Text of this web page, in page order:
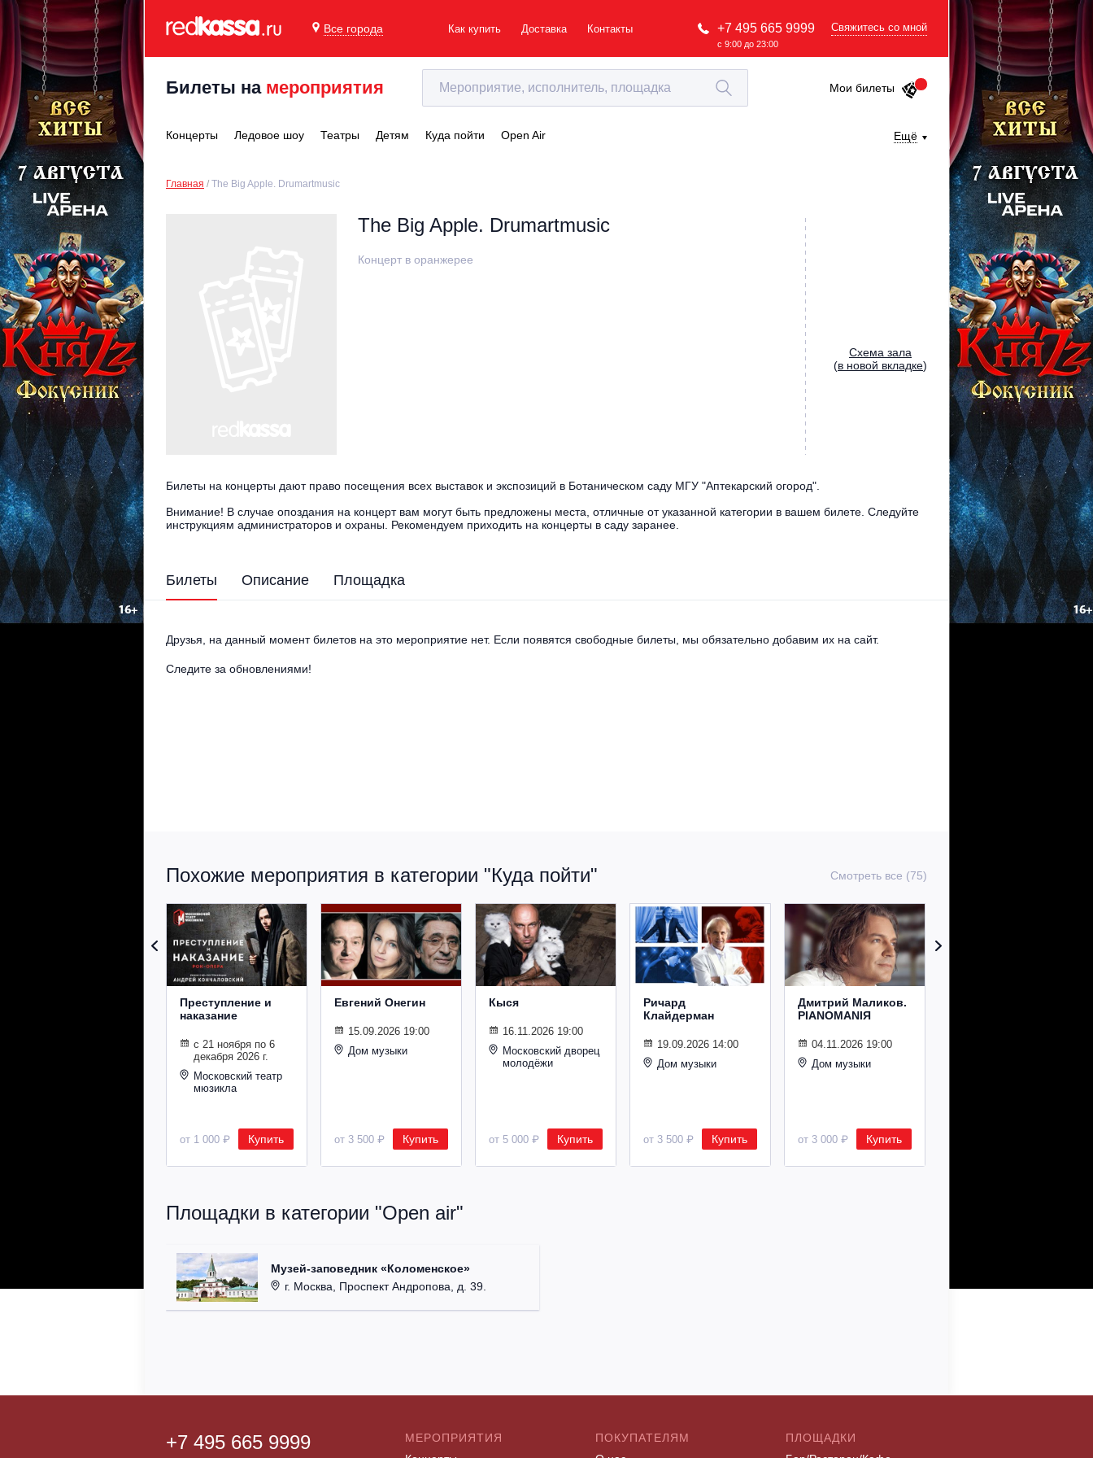
Все города Как купить Доставка Контакты +7 495 665 9999
с 9:00 до 23:00
Свяжитесь со мной
Билеты на мероприятия Мои билеты
Концерты Ледовое шоу Театры Детям Куда пойти Open Air Ещё
Главная The Big Apple. Drumartmusic
The Big Apple. Drumartmusic
Концерт в оранжерее
Cхема зала
(в новой вкладке)
Билеты на концерты дают право посещения всех выставок и экспозиций в Ботаническом саду МГУ "Аптекарский огород".
Внимание! В случае опоздания на концерт вам могут быть предложены места, отличные от указанной категории в вашем билете. Следуйте
инструкциям администраторов и охраны. Рекомендуем приходить на концерты в саду заранее.
Билеты Описание Площадка
Друзья, на данный момент билетов на это мероприятие нет. Если появятся свободные билеты, мы обязательно добавим их на сайт.
Следите за обновлениями!
Похожие мероприятия в категории "Куда пойти" Смотреть все (75)
Преступление и
наказание
с 21 ноября по 6
декабря 2026 г.
Московский театр
мюзикла
от 1 000 ₽ Купить
Евгений Онегин
15.09.2026 19:00
Дом музыки
от 3 500 ₽ Купить
Кыся
16.11.2026 19:00
Московский дворец
молодёжи
от 5 000 ₽ Купить
Ричард
Клайдерман
19.09.2026 14:00
Дом музыки
от 3 500 ₽ Купить
Дмитрий Маликов.
PIANOMANIЯ
04.11.2026 19:00
Дом музыки
от 3 000 ₽ Купить
Площадки в категории "Open air"
Музей-заповедник «Коломенское»
г. Москва, Проспект Андропова, д. 39.
+7 495 665 9999
МЕРОПРИЯТИЯ
ПОКУПАТЕЛЯМ
ПЛОЩАДКИ